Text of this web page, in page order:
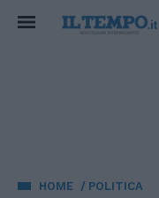
HOME POLITICA